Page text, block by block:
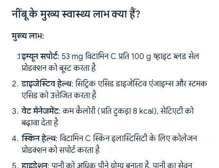
नींबू के मुख्य स्वास्थ्य लाभ क्या हैं?
मुख्य लाभ:
इम्यून सपोर्ट: 53 mg विटामिन C प्रति 100 g व्हाइट ब्लड सेल
प्रोडक्शन को बूस्ट करता है
डाइजेस्टिव हेल्थ: सिट्रिक एसिड डाइजेस्टिव एंजाइम्स और स्टमक
एसिड को उत्तेजित करता है
वेट मैनेजमेंट: कम कैलोरी (प्रति टुकड़ा 8 kcal), सेटिएटी को
बढ़ावा देता है
स्किन हेल्थ: विटामिन C स्किन इलास्टिसिटी के लिए कोलेजन
प्रोडक्शन को सपोर्ट करता है